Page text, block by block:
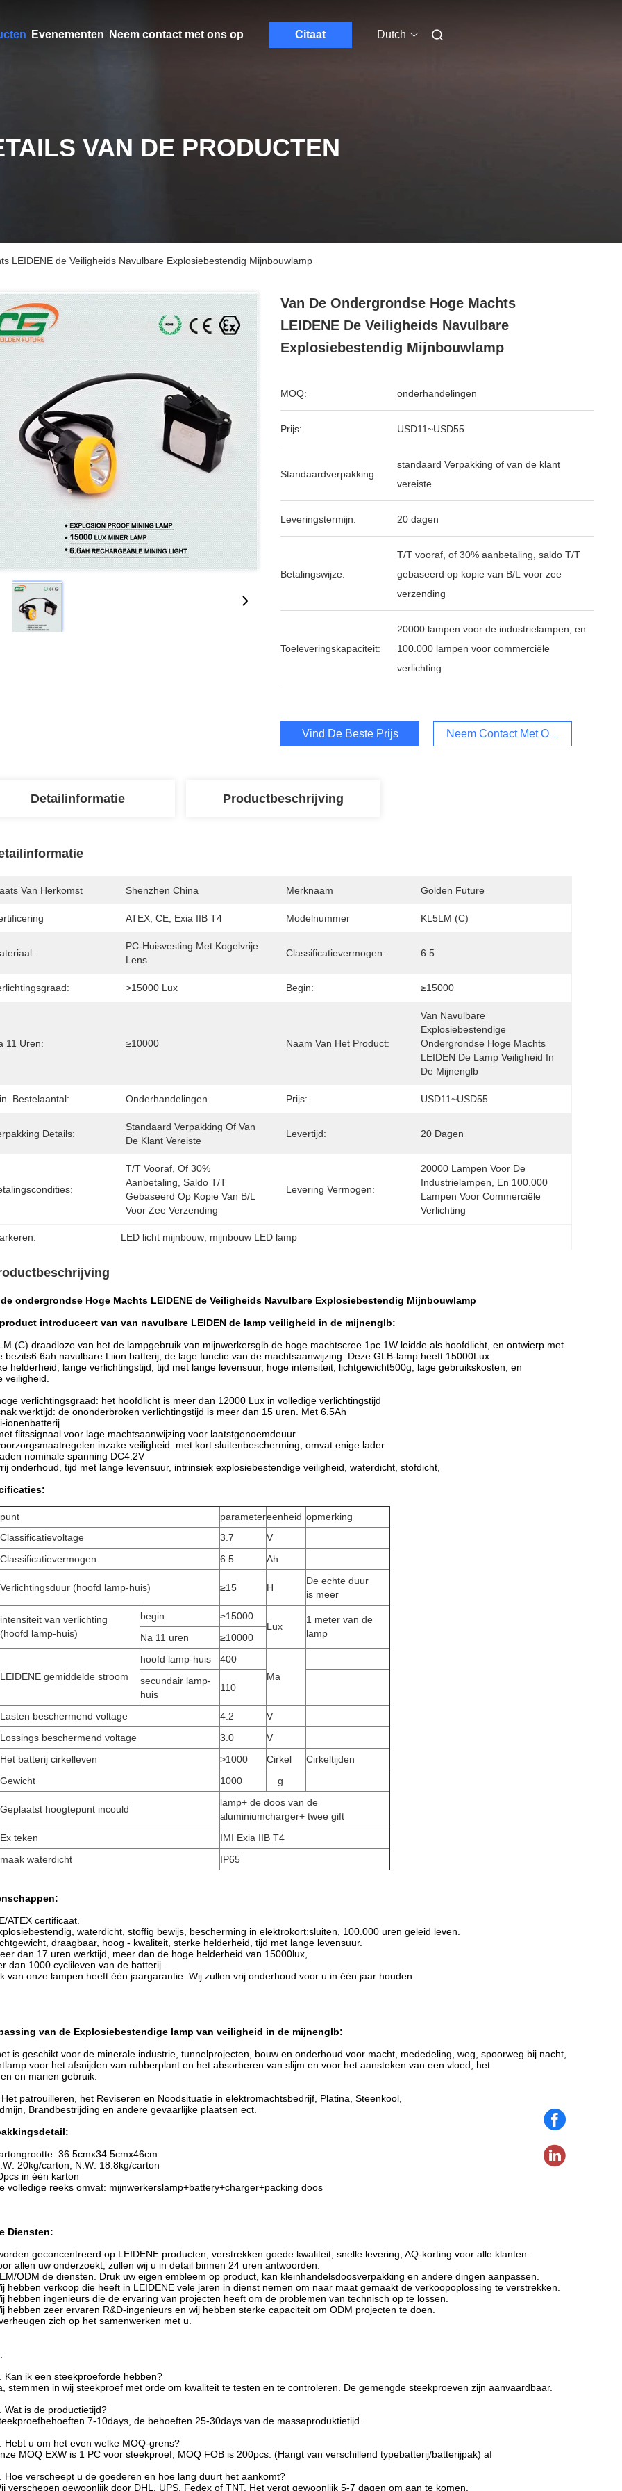
Evenementen Neem contact met ons op Citaat Dutch
VAN DE PRODUCTEN
LEIDENE de Veiligheids Navulbare Explosiebestendig Mijnbouwlamp
Van De Ondergrondse Hoge Machts
LEIDENE De Veiligheids Navulbare
Explosiebestendig Mijnbouwlamp
MOQ: onderhandelingen
Prijs: USD11~USD55
Standaardverpakking:
standaard Verpakking of van de klant
vereiste
Leveringstermijn: 20 dagen
Betalingswijze:
T/T vooraf, of 30% aanbetaling, saldo T/T
gebaseerd op kopie van B/L voor zee
verzending
Toeleveringskapaciteit:
20000 lampen voor de industrielampen, en
100.000 lampen voor commerciële
verlichting
Vind De Beste Prijs Neem Contact Met Ons Op
Detailinformatie Productbeschrijving
Van Herkomst Shenzhen China Merknaam Golden Future
ATEX, CE, Exia IIB T4 Modelnummer KL5LM (C)
PC-Huisvesting Met Kogelvrije
Lens
Classificatievermogen: 6.5
>15000 Lux Begin: ≥15000
11 Uren: ≥10000 Naam Van Het Product:
Van Navulbare
Explosiebestendige
Ondergrondse Hoge Machts
LEIDEN De Lamp Veiligheid In
De Mijnenglb
Bestelaantal: Onderhandelingen Prijs: USD11~USD55
Details:
Standaard Verpakking Of Van
De Klant Vereiste
Levertijd: 20 Dagen
T/T Vooraf, Of 30%
Aanbetaling, Saldo T/T
Gebaseerd Op Kopie Van B/L
Voor Zee Verzending
Levering Vermogen:
20000 Lampen Voor De
Industrielampen, En 100.000
Lampen Voor Commerciële
Verlichting
LED licht mijnbouw mijnbouw LED lamp
de ondergrondse Hoge Machts LEIDENE de Veiligheids Navulbare Explosiebestendig Mijnbouwlamp
introduceert van van navulbare LEIDEN de lamp veiligheid in de mijnenglb:
(C) draadloze van het de lampgebruik van mijnwerkersglb de hoge machtscree 1pc 1W leidde als hoofdlicht, en ontwierp met
bezits6.6ah navulbare Liion batterij, de lage functie van de machtsaanwijzing. Deze GLB-lamp heeft 15000Lux
helderheid, lange verlichtingstijd, tijd met lange levensuur, hoge intensiteit, lichtgewicht500g, lage gebruikskosten, en
veiligheid.
verlichtingsgraad: het hoofdlicht is meer dan 12000 Lux in volledige verlichtingstijd
werktijd: de ononderbroken verlichtingstijd is meer dan 15 uren. Met 6.5Ah
ionenbatterij
flitssignaal voor lage machtsaanwijzing voor laatstgenoemdeuur
inzake veiligheid: met kort:sluitenbescherming, omvat enige lader
nominale spanning DC4.2V
onderhoud, tijd met lange levensuur, intrinsiek explosiebestendige veiligheid, waterdicht, stofdicht,
punt parametereenheid opmerking
Classificatievoltage 3.7
V
Classificatievermogen 6.5 Ah
Verlichtingsduur (hoofd lamp-huis) ≥15 H
De echte duur
is meer
intensiteit van verlichting
(hoofd lamp-huis)
begin
≥15000
Lux
1 meter van de
lamp
Na 11 uren ≥10000
LEIDENE gemiddelde stroom
hoofd lamp-huis
400
Ma
secundair lamp-
huis
110
Lasten beschermend voltage 4.2
V
Lossings beschermend voltage 3.0
V
Het batterij cirkelleven >1000 Cirkel
Cirkeltijden
Gewicht 1000 g
Geplaatst hoogtepunt incould
lamp+ de doos van de
aluminiumcharger+ twee gift
Ex teken
IMI Exia IIB T4
maak waterdicht IP65
ATEX certificaat.
waterdicht, stoffig bewijs, bescherming in elektrokort:sluiten, 100.000 uren geleid leven.
draagbaar, hoog - kwaliteit, sterke helderheid, tijd met lange levensuur.
dan 17 uren werktijd, meer dan de hoge helderheid van 15000lux,
dan 1000 cyclileven van de batterij.
van onze lampen heeft één jaargarantie. Wij zullen vrij onderhoud voor u in één jaar houden.
van de Explosiebestendige lamp van veiligheid in de mijnenglb:
is geschikt voor de minerale industrie, tunnelprojecten, bouw en onderhoud voor macht, mededeling, weg, spoorweg bij nacht,
voor het afsnijden van rubberplant en het absorberen van slijm en voor het aansteken van een vloed, het
en marien gebruik.
patrouilleren, het Reviseren en Noodsituatie in elektromachtsbedrijf, Platina, Steenkool,
Brandbestrijding en andere gevaarlijke plaatsen ect.
36.5cmx34.5cmx46cm
20kg/carton, N.W: 18.8kg/carton
in één karton
volledige reeks omvat: mijnwerkerslamp+battery+charger+packing doos
Diensten:
geconcentreerd op LEIDENE producten, verstrekken goede kwaliteit, snelle levering, AQ-korting voor alle klanten.
allen uw onderzoekt, zullen wij u in detail binnen 24 uren antwoorden.
ODM de diensten. Druk uw eigen embleem op product, kan kleinhandelsdoosverpakking en andere dingen aanpassen.
hebben verkoop die heeft in LEIDENE vele jaren in dienst nemen om naar maat gemaakt de verkoopoplossing te verstrekken.
hebben ingenieurs die de ervaring van projecten heeft om de problemen van technisch op te lossen.
hebben zeer ervaren R&D-ingenieurs en wij hebben sterke capaciteit om ODM projecten te doen.
zich op het samenwerken met u.
Kan ik een steekproeforde hebben?
stemmen in wij steekproef met orde om kwaliteit te testen en te controleren. De gemengde steekproeven zijn aanvaardbaar.
Wat is de productietijd?
7-10days, de behoeften 25-30days van de massaproduktietijd.
Hebt u om het even welke MOQ-grens?
MOQ EXW is 1 PC voor steekproef; MOQ FOB is 200pcs. (Hangt van verschillend typebatterij/batterijpak) af
Hoe verscheept u de goederen en hoe lang duurt het aankomt?
verschepen gewoonlijk door DHL, UPS, Fedex of TNT. Het vergt gewoonlijk 5-7 dagen om aan te komen.